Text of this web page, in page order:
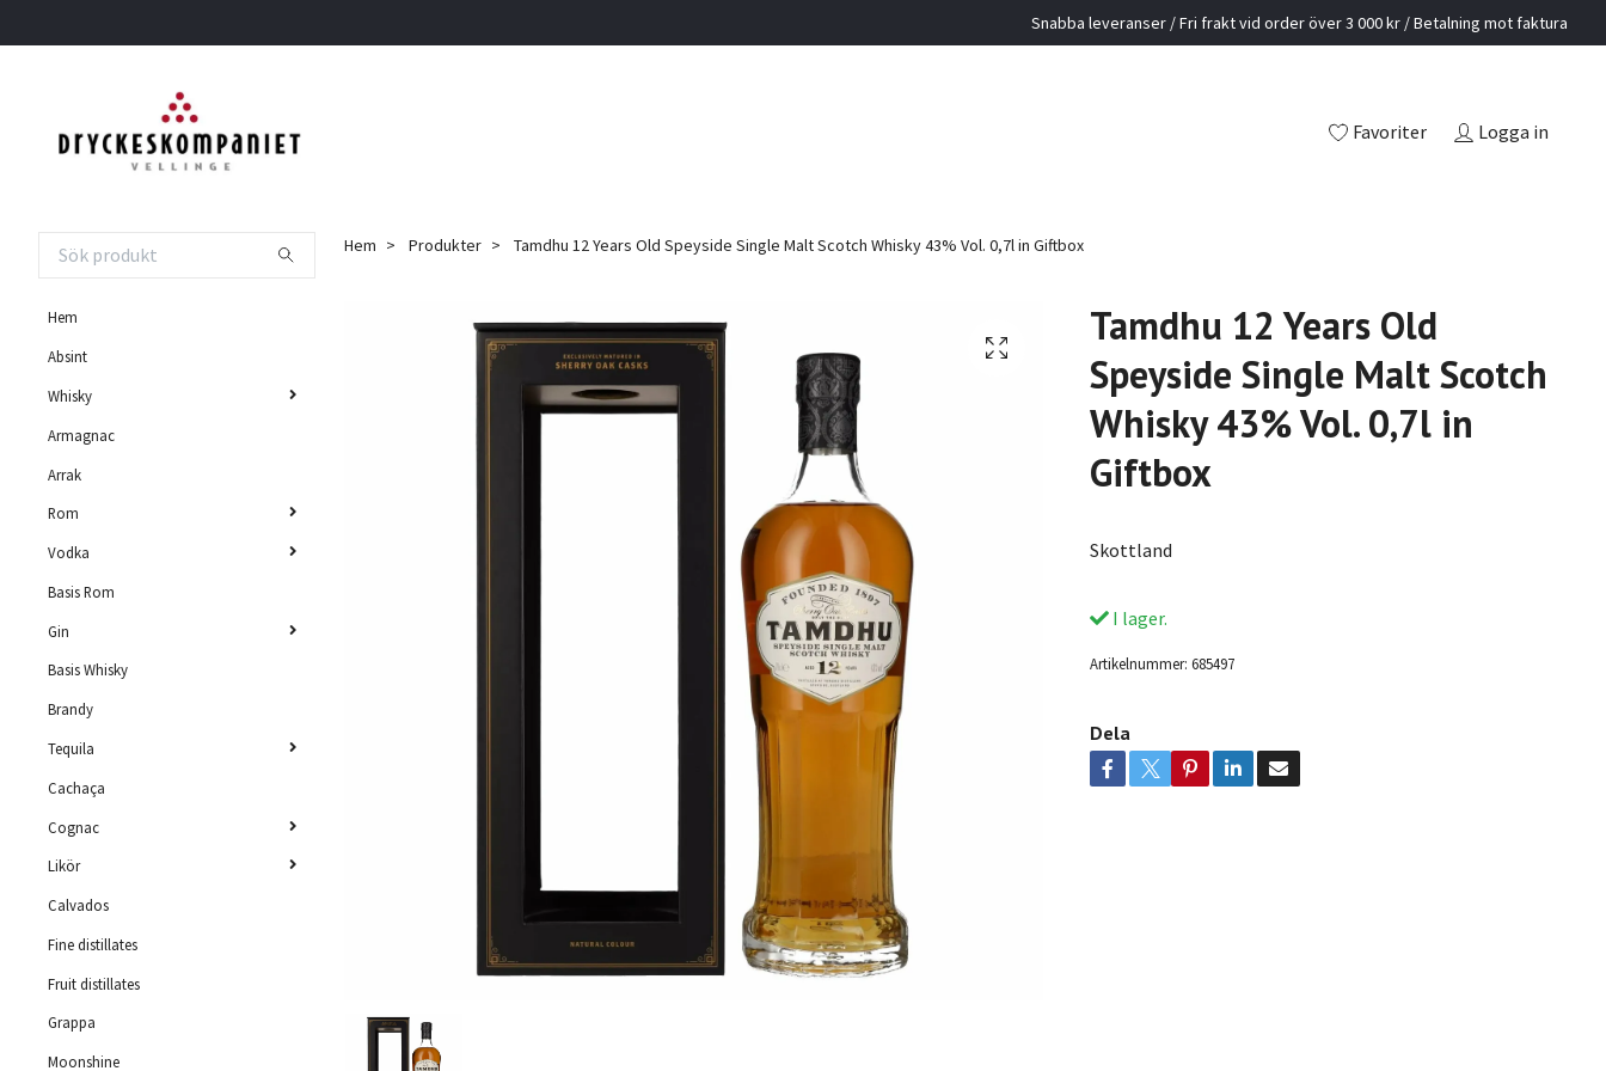
Snabba leveranser / Fri frakt vid order över 3 000 kr / Betalning mot faktura
Favoriter Logga in
Hem
Absint
Whisky
Armagnac
Arrak
Rom
Vodka
Basis Rom
Gin
Basis Whisky
Brandy
Tequila
Cachaça
Cognac
Likör
Calvados
Fine distillates
Fruit distillates
Grappa
Moonshine
Hem Produkter Tamdhu 12 Years Old Speyside Single Malt Scotch Whisky 43% Vol. 0,7l in Giftbox
Tamdhu 12 Years Old
Speyside Single Malt Scotch
Whisky 43% Vol. 0,7l in
Giftbox
Skottland
I lager.
Artikelnummer: 685497
Dela